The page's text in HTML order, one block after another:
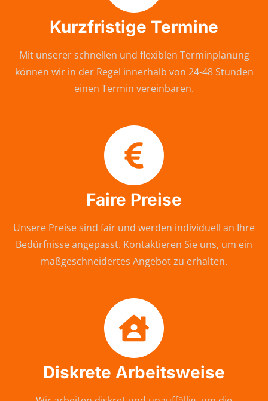
Kurzfristige Termine
Mit unserer schnellen und flexiblen Terminplanung
können wir in der Regel innerhalb von 24-48 Stunden
einen Termin vereinbaren.
Faire Preise
Unsere Preise sind fair und werden individuell an Ihre
Bedürfnisse angepasst. Kontaktieren Sie uns, um ein
maßgeschneidertes Angebot zu erhalten.
Diskrete Arbeitsweise